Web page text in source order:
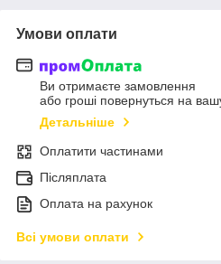
Умови оплати
Ви отримаєте замовлення
або гроші повернуться на
Детальніше
Оплатити частинами
Післяплата
Оплата на рахунок
Всі умови оплати